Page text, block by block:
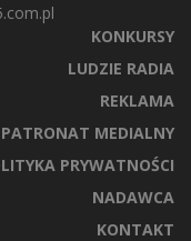
KONKURSY
LUDZIE RADIA
REKLAMA
PATRONAT MEDIALNY
PRYWATNOŚCI
NADAWCA
KONTAKT